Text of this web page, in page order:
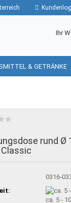
Ihr
& GETRÄNKE
rund Ø
0316-
ca. 5 -